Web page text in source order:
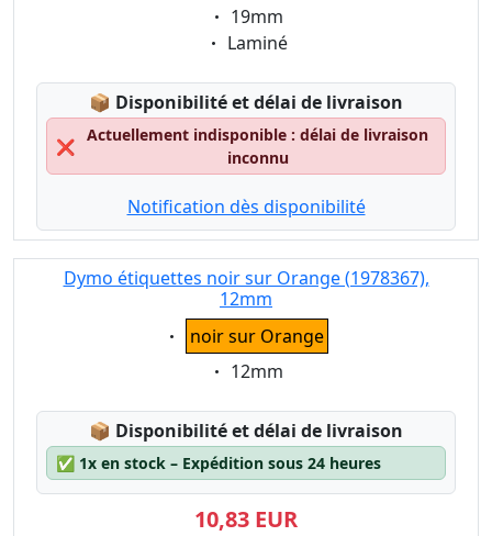
Eigenschaft:
19mm
Eigenschaft:
Laminé
📦 Lagerstatus:
Disponibilité et délai de livraison
❌
Actuellement indisponible : délai de livraison
inconnu
Notification dès disponibilité
Dymo étiquettes noir sur Orange (1978367),
12mm
Eigenschaft:
noir sur Orange
Eigenschaft:
12mm
📦 Lagerstatus:
Disponibilité et délai de livraison
✅ 1x en stock – Expédition sous 24 heures
10,83 EUR